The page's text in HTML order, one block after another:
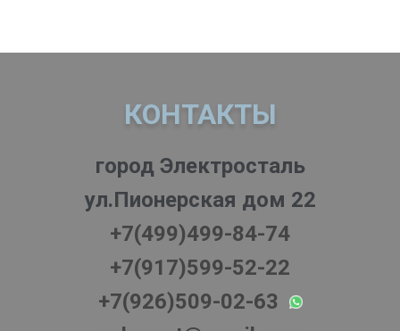
КОНТАКТЫ
город Электросталь
ул.Пионерская дом 22
+7(499)499-84-74
+7(917)599-52-22
+7(926)509-02-63